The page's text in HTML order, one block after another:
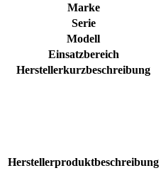
Marke
Serie
Modell
Einsatzbereich
Herstellerkurzbeschreibung
Herstellerproduktbeschreibung